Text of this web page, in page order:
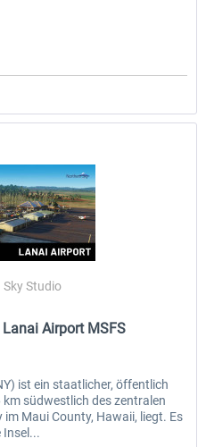
Studio
Airport MSFS
ist ein staatlicher, öffentlich
südwestlich des zentralen
Maui County, Hawaii, liegt. Es
Insel...